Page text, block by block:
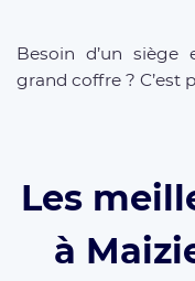
Besoin d’un siège
grand coffre ? C’est
Les
à